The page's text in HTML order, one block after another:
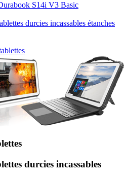
S14i V3 Basic
durcies incassables